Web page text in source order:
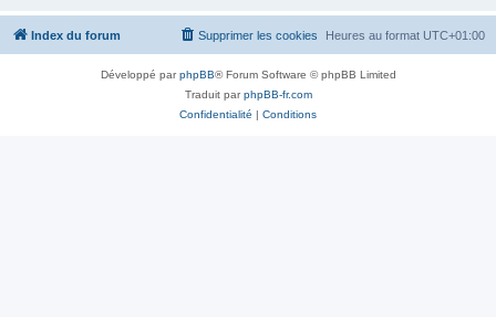
Index du forum Heures au format UTC+01:00
Supprimer les cookies
Développé parphpBB® Forum Software © phpBB Limited
Traduit parphpBB-fr.com
Confidentialité | Conditions